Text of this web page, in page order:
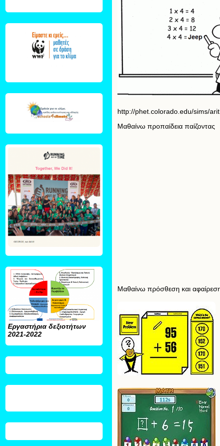
Εργαστήρια δεξιοτήτων
2021-2022
http://phet.colorado.edu/sims/
Μαθαίνω προπαίδεια παίζοντας
Μαθαίνω πρόσθεση και